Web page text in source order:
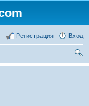
Вход
Регистрация
ои